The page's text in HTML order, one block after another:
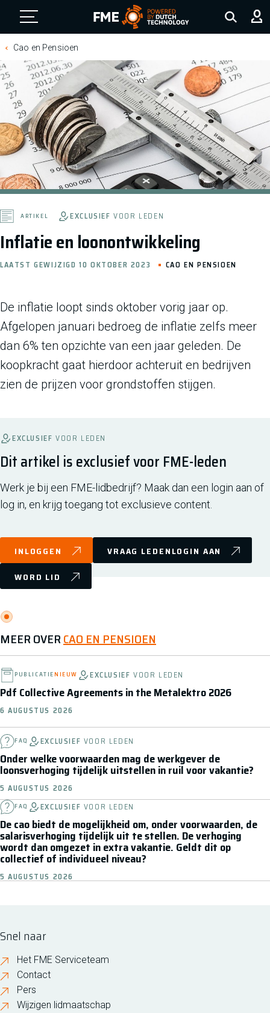
FME Logo, to the homepage
Cao en Pensioen
Inflatie en loonontwikkeling
ARTIKEL EXCLUSIEFVOOR LEDEN
LAATST GEWIJZIGD 10 OKTOBER 2023 CAO EN PENSIOEN
De inflatie loopt sinds oktober vorig jaar op.
Afgelopen januari bedroeg de inflatie zelfs meer
dan 6% ten opzichte van een jaar geleden. De
koopkracht gaat hierdoor achteruit en bedrijven
zien de prijzen voor grondstoffen stijgen.
EXCLUSIEF VOOR LEDEN
Dit artikel is exclusief voor FME-leden
Werk je bij een FME-lidbedrijf? Maak dan een login aan of
log in, en krijg toegang tot exclusieve content.
INLOGGEN
VRAAG LEDENLOGIN AAN
WORD LID
MEER OVERCAO EN PENSIOEN
PUBLICATIENIEUW EXCLUSIEF VOOR LEDEN
Pdf Collective Agreements in the Metalektro 2026
6 AUGUSTUS 2026
FAQ EXCLUSIEF VOOR LEDEN
Onder welke voorwaarden mag de werkgever de
loonsverhoging tijdelijk uitstellen in ruil voor vakantie?
5 AUGUSTUS 2026
FAQ EXCLUSIEF VOOR LEDEN
De cao biedt de mogelijkheid om, onder voorwaarden, de
salarisverhoging tijdelijk uit te stellen. De verhoging
wordt dan omgezet in extra vakantie. Geldt dit op
collectief of individueel niveau?
5 AUGUSTUS 2026
Snel naar
Het FME Serviceteam
Contact
Pers
Wijzigen lidmaatschap